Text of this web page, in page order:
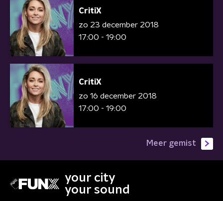
CritiX
zo 23 december 2018
17:00 - 19:00
CritiX
zo 16 december 2018
17:00 - 19:00
Meer gemist
your city
your sound